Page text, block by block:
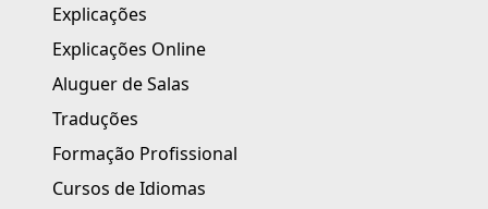
Explicações
Explicações Online
Aluguer de Salas
Traduções
Formação Profissional
Cursos de Idiomas